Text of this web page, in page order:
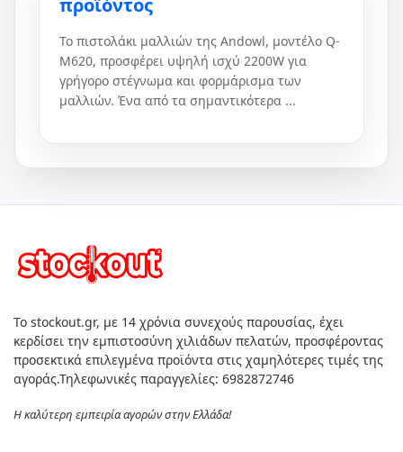
Το πιστολάκι μαλλιών της Andowl, μοντέλο Q-
M620, προσφέρει υψηλή ισχύ 2200W για
γρήγορο στέγνωμα και φορμάρισμα των
μαλλιών. Ένα από τα σημαντικότερα ...
Το stockout.gr, με 14 χρόνια συνεχούς παρουσίας, έχει
κερδίσει την εμπιστοσύνη χιλιάδων πελατών, προσφέροντας
προσεκτικά επιλεγμένα προϊόντα στις χαμηλότερες τιμές της
αγοράς.Τηλεφωνικές παραγγελίες: 6982872746
Η καλύτερη εμπειρία αγορών στην Ελλάδα!